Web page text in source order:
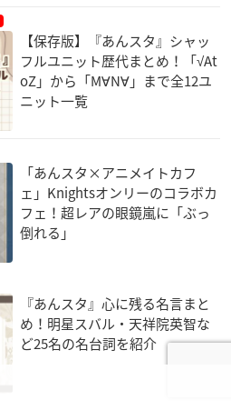
【保存版】『あんスタ』シャッ
フルユニット歴代まとめ！「√At
oZ」から「M∀N∀」まで全12ユ
ニット一覧
「あんスタ×アニメイトカフ
ェ」Knightsオンリーのコラボカ
フェ！超レアの眼鏡嵐に「ぶっ
倒れる」
『あんスタ』心に残る名言まと
め！明星スバル・天祥院英智な
ど25名の名台詞を紹介